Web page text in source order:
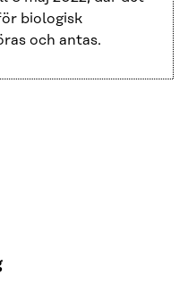
biologisk
och antas.